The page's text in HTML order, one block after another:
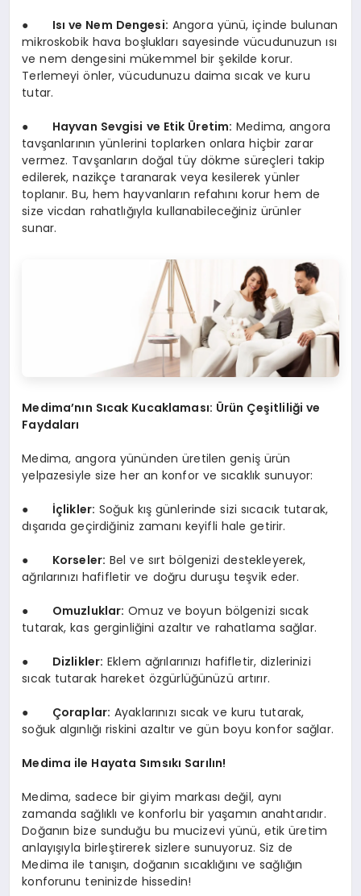
● Isı ve Nem Dengesi: Angora yünü, içinde bulunan
mikroskobik hava boşlukları sayesinde vücudunuzun ısı
ve nem dengesini mükemmel bir şekilde korur.
Terlemeyi önler, vücudunuzu daima sıcak ve kuru
tutar.
● Hayvan Sevgisi ve Etik Üretim: Medima, angora
tavşanlarının yünlerini toplarken onlara hiçbir zarar
vermez. Tavşanların doğal tüy dökme süreçleri takip
edilerek, nazikçe taranarak veya kesilerek yünler
toplanır. Bu, hem hayvanların refahını korur hem de
size vicdan rahatlığıyla kullanabileceğiniz ürünler
sunar.
Medima’nın Sıcak Kucaklaması: Ürün Çeşitliliği ve
Faydaları
Medima, angora yününden üretilen geniş ürün
yelpazesiyle size her an konfor ve sıcaklık sunuyor:
● İçlikler: Soğuk kış günlerinde sizi sıcacık tutarak,
dışarıda geçirdiğiniz zamanı keyifli hale getirir.
● Korseler: Bel ve sırt bölgenizi destekleyerek,
ağrılarınızı hafifletir ve doğru duruşu teşvik eder.
● Omuzluklar: Omuz ve boyun bölgenizi sıcak
tutarak, kas gerginliğini azaltır ve rahatlama sağlar.
● Dizlikler: Eklem ağrılarınızı hafifletir, dizlerinizi
sıcak tutarak hareket özgürlüğünüzü artırır.
● Çoraplar: Ayaklarınızı sıcak ve kuru tutarak,
soğuk algınlığı riskini azaltır ve gün boyu konfor sağlar.
Medima ile Hayata Sımsıkı Sarılın!
Medima, sadece bir giyim markası değil, aynı
zamanda sağlıklı ve konforlu bir yaşamın anahtarıdır.
Doğanın bize sunduğu bu mucizevi yünü, etik üretim
anlayışıyla birleştirerek sizlere sunuyoruz. Siz de
Medima ile tanışın, doğanın sıcaklığını ve sağlığın
konforunu teninizde hissedin!